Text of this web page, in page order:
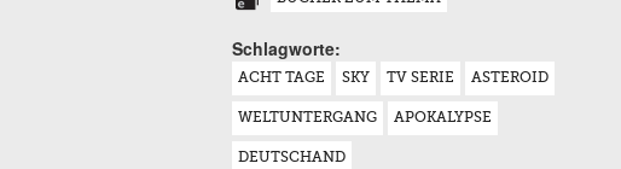
Schlagworte:
ACHT TAGE SKY TV SERIE ASTEROID
WELTUNTERGANG APOKALYPSE
DEUTSCHAND